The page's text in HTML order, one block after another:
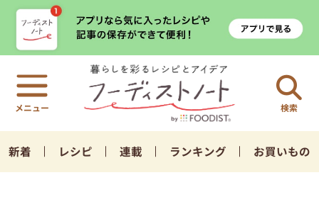
検索
新着 レシピ 連載 ランキング お買いもの